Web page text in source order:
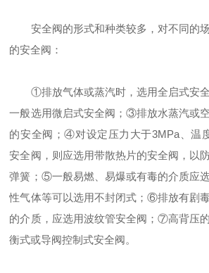
安全阀的形式和种类较多，对不同的
的安全阀：
①排放气体或蒸汽时，选用全启式安全
一般选用微启式安全阀；③排放水蒸汽或
的安全阀；④对设定压力大于3MPa、温
安全阀，则应选用带散热片的安全阀，以
弹簧；⑤一般易燃、易爆或有毒的介质应
性气体等可以选用不封闭式；⑥排放有剧
的介质，应选用波纹管安全阀；⑦高背压
衡式或导阀控制式安全阀。